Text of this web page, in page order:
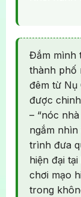
Đắm mình
thành phố
đêm từ Nụ
được
– “nóc
ngắm
trình đưa
hiện đại tại
chơi mạo
trong